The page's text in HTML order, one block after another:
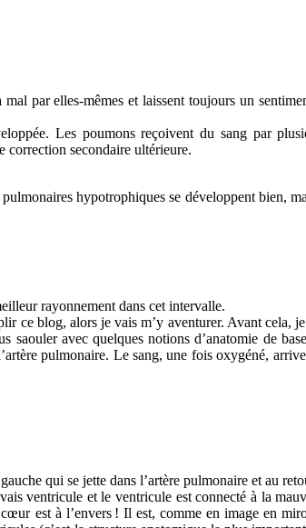
par elles-mêmes et laissent toujours un
Les poumons reçoivent du sang par
correction secondaire ultérieure.
hypotrophiques se développent bien,
rayonnement dans cet intervalle.
ce blog, alors je vais m’y aventurer. Avant cela,
avec quelques notions d’anatomie de
pulmonaire. Le sang, une fois oxygéné,
qui se jette dans l’artère pulmonaire et au
ventricule et le ventricule est connecté à la
est à l’envers ! Il est, comme en image en